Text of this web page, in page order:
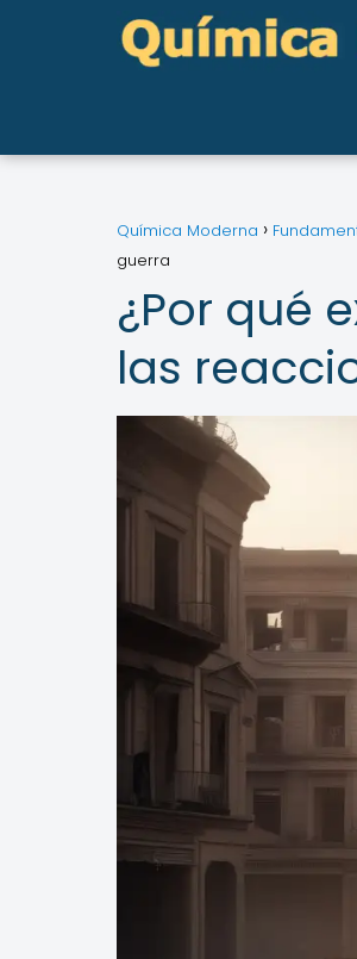
Química Moderna
guerra
¿Por qué
las